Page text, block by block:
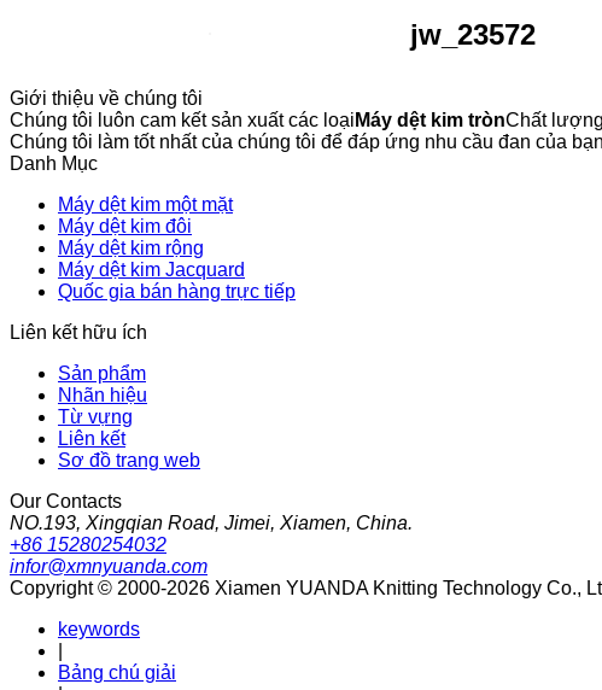
jw_23572
Giới thiệu về chúng tôi
Chúng tôi luôn cam kết sản xuất các loại Máy dệt kim trònChất
Chúng tôi làm tốt nhất của chúng tôi để đáp ứng nhu cầu đan của
Danh Mục
Máy dệt kim một mặt
Máy dệt kim đôi
Máy dệt kim rộng
Máy dệt kim Jacquard
Quốc gia bán hàng trực tiếp
Liên kết hữu ích
Sản phẩm
Nhãn hiệu
Từ vựng
Liên kết
Sơ đồ trang web
Our Contacts
NO.193, Xingqian Road, Jimei, Xiamen, China.
+86 15280254032
infor@xmnyuanda.com
Copyright © 2000-2026 Xiamen YUANDA Knitting Technology Co.,
keywords
Bảng chú giải